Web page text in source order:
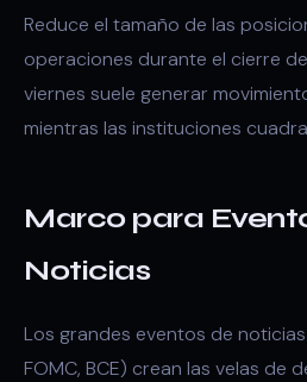
Reduce el tamaño de las
operaciones durante el cierre
viernes suele generar
mientras las instituciones
Marco para
Noticias
Los grandes eventos de noticias
FOMC, BCE) crean las velas de